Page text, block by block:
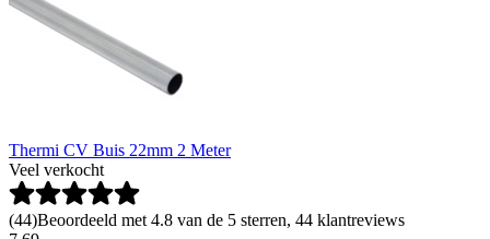
Thermi CV Buis 22mm 2 Meter
Veel verkocht
(44)Beoordeeld met 4.8 van de 5 sterren, 44 klantreviews